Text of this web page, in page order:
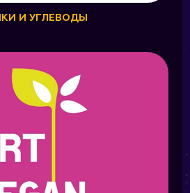
И УГЛЕВОДЫ